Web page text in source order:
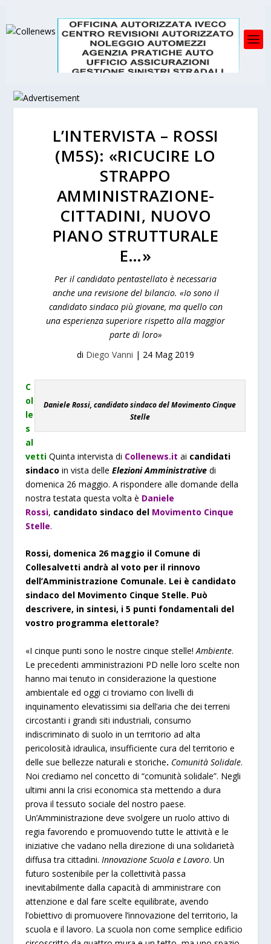
L’INTERVISTA – ROSSI
(M5S): «RICUCIRE LO
STRAPPO
AMMINISTRAZIONE-
CITTADINI, NUOVO
PIANO STRUTTURALE
E…»
Per il candidato pentastellato è necessaria
anche una revisione del bilancio. «Io sono il
candidato sindaco più giovane, ma quello con
una esperienza superiore rispetto alla maggior
parte di loro»
di Diego Vanni | 24 Mag 2019
Daniele Rossi, candidato sindaco del Movimento Cinque
Stelle
C
ol
le
s
al
vettiQuinta intervista di Collenews.it ai candidati
sindacoin vista delleElezioni Amministrative di
domenica 26 maggio. A rispondere alle domande della
nostra testata questa volta è Daniele
Rossi, candidato sindaco del Movimento Cinque
Stelle.
Rossi, domenica 26 maggio il Comune di
Collesalvetti andrà al voto per il rinnovo
dell’Amministrazione Comunale. Lei è candidato
sindaco del Movimento Cinque Stelle. Può
descrivere, in sintesi, i 5 punti fondamentali del
vostro programma elettorale?
«I cinque punti sono le nostre cinque stelle!Ambiente.
Le precedenti amministrazioni PD nelle loro scelte non
hanno mai tenuto in considerazione la questione
ambientale ed oggi ci troviamo con livelli di
inquinamento elevatissimi sia dell’aria che dei terreni
circostanti i grandi siti industriali, consumo
indiscriminato di suolo in un territorio ad alta
pericolosità idraulica, insufficiente cura del territorio e
delle sue bellezze naturali e storiche. Comunità Solidale.
Noi crediamo nel concetto di “comunità solidale”. Negli
ultimi anni la crisi economica sta mettendo a dura
prova il tessuto sociale del nostro paese.
Un’Amministrazione deve svolgere un ruolo attivo di
regia favorendo e promuovendo tutte le attività e le
iniziative che vadano nella direzione di una solidarietà
diffusa tra cittadini. Innovazione Scuola e Lavoro. Un
futuro sostenibile per la collettività passa
inevitabilmente dalla capacità di amministrare con
attenzione e dal fare scelte equilibrate, avendo
l’obiettivo di promuovere l’innovazione del territorio, la
scuola e il lavoro. La scuola non come semplice edificio